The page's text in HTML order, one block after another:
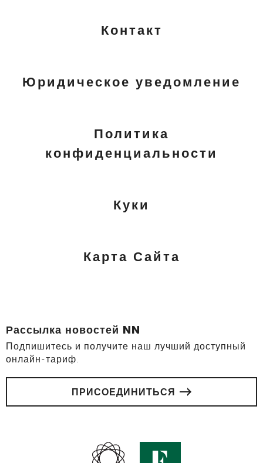
Контакт
Юридическое уведомление
Политика
конфиденциальности
Куки
Карта Сайта
Рассылка новостей NN
Подпишитесь и получите наш лучший доступный
онлайн-тариф.
ПРИСОЕДИНИТЬСЯ